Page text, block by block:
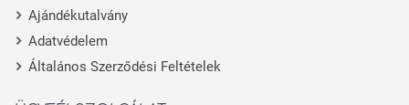
Ajándékutalvány
Adatvédelem
Általános Szerződési Feltételek